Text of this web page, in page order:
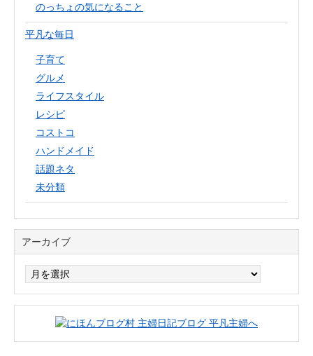
のっちょの気になること
平凡な毎日
子育て
グルメ
ライフスタイル
レシピ
コストコ
ハンドメイド
話題ネタ
未分類
アーカイブ
イ